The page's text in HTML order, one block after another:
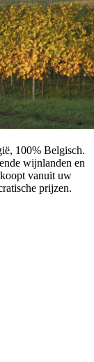
100% Belgisch.
wijnlanden en
vanuit uw
prijzen.